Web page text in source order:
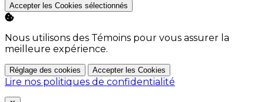
Accepter les Cookies sélectionnés
Nous utilisons des Témoins pour vous assurer la
meilleure expérience.
Réglage des cookies Accepter les Cookies
Lire nos politiques de confidentialité